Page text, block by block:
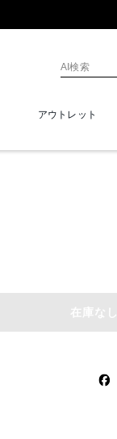
アウトレット
在庫なし